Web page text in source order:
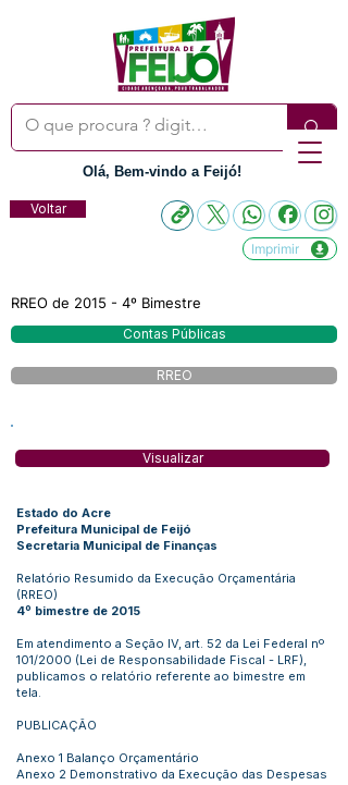
Olá, Bem-vindo a Feijó!
Voltar
Imprimir
RREO de 2015 - 4º Bimestre
Contas Públicas
RREO
Visualizar
Estado do Acre
Prefeitura Municipal de Feijó
Secretaria Municipal de Finanças
Relatório Resumido da Execução Orçamentária
(RREO)
4º bimestre de 2015
Em atendimento a Seção IV, art. 52 da Lei Federal nº
101/2000 (Lei de Responsabilidade Fiscal - LRF),
publicamos o relatório referente ao bimestre em
tela.
PUBLICAÇÃO
Anexo 1 Balanço Orçamentário
Anexo 2 Demonstrativo da Execução das Despesas